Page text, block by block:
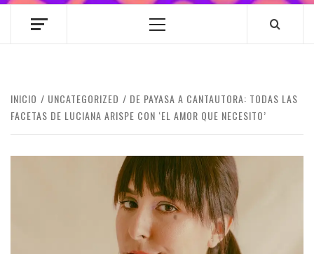
Menú
INICIO UNCATEGORIZED
DE PAYASA A CANTAUTORA: TODAS LAS
FACETAS DE LUCIANA ARISPE CON ‘EL AMOR QUE NECESITO’